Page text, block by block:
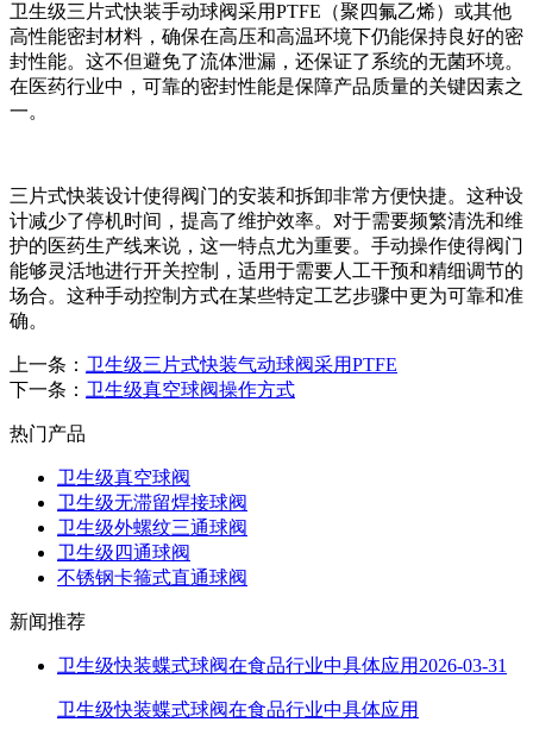
卫生级三片式快装手动球阀采用PTFE（聚四氟乙烯）或其他
高性能密封材料，确保在高压和高温环境下仍能保持良好的密
封性能。这不但避免了流体泄漏，还保证了系统的无菌环境。
在医药行业中，可靠的密封性能是保障产品质量的关键因素之
一。
三片式快装设计使得阀门的安装和拆卸非常方便快捷。这种设
计减少了停机时间，提高了维护效率。对于需要频繁清洗和维
护的医药生产线来说，这一特点尤为重要。手动操作使得阀门
能够灵活地进行开关控制，适用于需要人工干预和精细调节的
场合。这种手动控制方式在某些特定工艺步骤中更为可靠和准
确。
上一条： 卫生级三片式快装气动球阀采用PTFE
下一条： 卫生级真空球阀操作方式
热门产品
卫生级真空球阀
卫生级无滞留焊接球阀
卫生级外螺纹三通球阀
卫生级四通球阀
不锈钢卡箍式直通球阀
新闻推荐
卫生级快装蝶式球阀在食品行业中具体应用 2026-03-31
卫生级快装蝶式球阀在食品行业中具体应用